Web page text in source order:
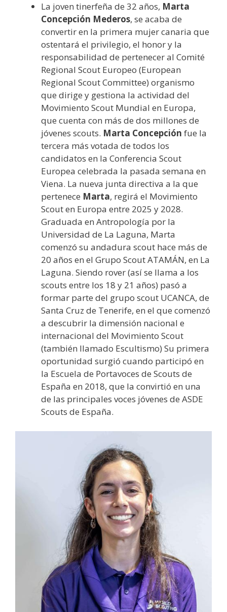
La joven tinerfeña de 32 años, Marta
Concepción Mederos, se acaba de
convertir en la primera mujer canaria que
ostentará el privilegio, el honor y la
responsabilidad de pertenecer al Comité
Regional Scout Europeo (European
Regional Scout Committee) organismo
que dirige y gestiona la actividad del
Movimiento Scout Mundial en Europa,
que cuenta con más de dos millones de
jóvenes scouts. Marta Concepción fue la
tercera más votada de todos los
candidatos en la Conferencia Scout
Europea celebrada la pasada semana en
Viena. La nueva junta directiva a la que
pertenece Marta, regirá el Movimiento
Scout en Europa entre 2025 y 2028.
Graduada en Antropología por la
Universidad de La Laguna, Marta
comenzó su andadura scout hace más de
20 años en el Grupo Scout ATAMÁN, en La
Laguna. Siendo rover (así se llama a los
scouts entre los 18 y 21 años) pasó a
formar parte del grupo scout UCANCA, de
Santa Cruz de Tenerife, en el que comenzó
a descubrir la dimensión nacional e
internacional del Movimiento Scout
(también llamado Escultismo) Su primera
oportunidad surgió cuando participó en
la Escuela de Portavoces de Scouts de
España en 2018, que la convirtió en una
de las principales voces jóvenes de ASDE
Scouts de España.